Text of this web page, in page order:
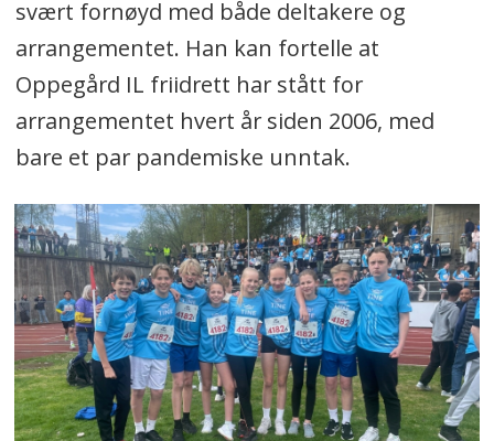
svært fornøyd med både deltakere og
arrangementet. Han kan fortelle at
Oppegård IL friidrett har stått for
arrangementet hvert år siden 2006, med
bare et par pandemiske unntak.